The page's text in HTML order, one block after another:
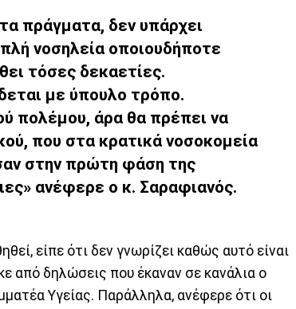
πράγματα, δεν υπάρχει
νοσηλεία οποιουδήποτε
τόσες δεκαετίες.
με ύπουλο τρόπο.
πολέμου, άρα θα πρέπει να
που στα κρατικά νοσοκομεία
στην πρώτη φάση της
ανέφερε ο κ. Σαραφιανός.
είπε ότι δεν γνωρίζει καθώς αυτό είναι
από δηλώσεις που έκαναν σε κανάλια ο
Υγείας. Παράλληλα, ανέφερε ότι οι